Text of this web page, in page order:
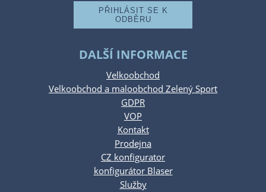
DALŠÍ INFORMACE
Velkoobchod
Velkoobchod a maloobchod Zelený Sport
GDPR
VOP
Kontakt
Prodejna
CZ konfigurator
konfigurátor Blaser
Služby